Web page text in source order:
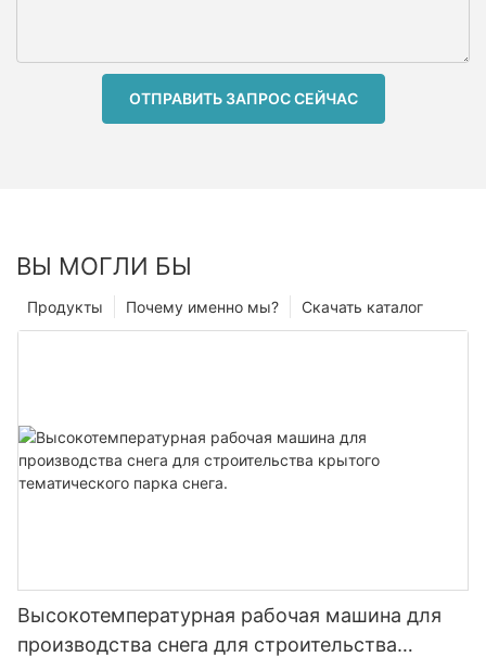
ОТПРАВИТЬ ЗАПРОС СЕЙЧАС
ВЫ МОГЛИ БЫ
Скачать каталог
Почему именно мы?
Продукты
Высокотемпературная рабочая машина для
производства снега для строительства